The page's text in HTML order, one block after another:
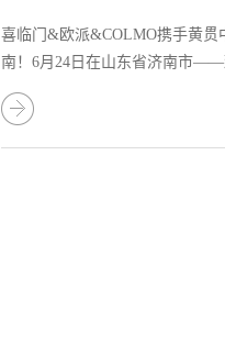
喜临门&欧派&COLMO携手黄贯
南！6月24日在山东省济南市——
月，梦想开唱“只要这个世界里面
我，也用行动证明过我不是空说
白你多于我自己 ”——《永远的